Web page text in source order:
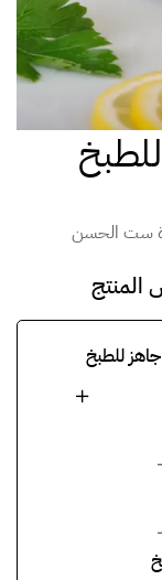
ست الحسن
المنتج
للطبخ